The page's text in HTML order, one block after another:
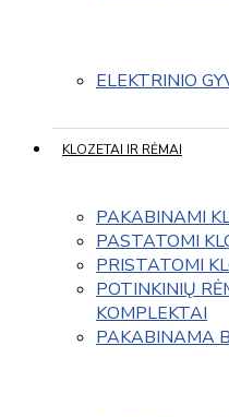
ELEKTRINIO
KLOZETAI IR RĖMAI
PAKABINAMI
PASTATOMI
PRISTATOMI
POTINKINIŲ
KOMPLEKTAI
PAKABINAMA